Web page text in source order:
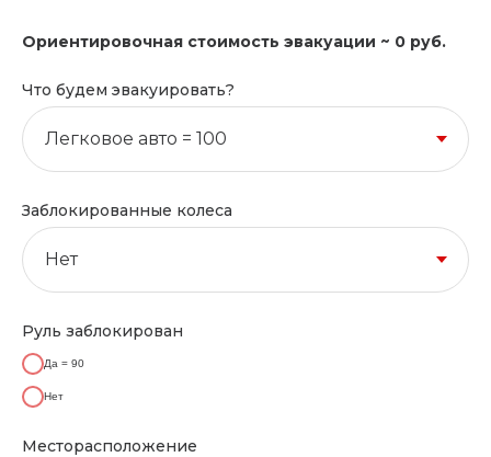
Ориентировочная стоимость эвакуации ~ 0 руб.
Что будем эвакуировать?
Заблокированные колеса
Руль заблокирован
Да = 90
Нет
Месторасположение